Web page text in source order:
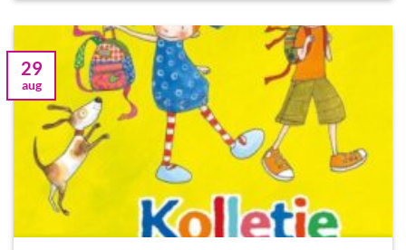
29
aug